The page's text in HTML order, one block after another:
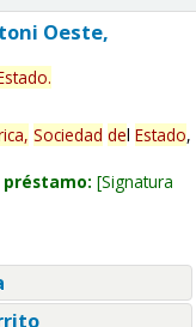
Oeste,
.
Sociedad del Estado,
Signatura